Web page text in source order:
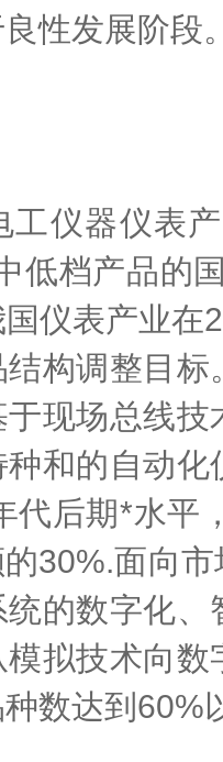
性发展阶段
仪器仪表产
低档产品的
仪表产业在
构调整目
现场总线
和的自动
代后期*水平
30%.面向市
的数字化
拟技术向
数达到 60%